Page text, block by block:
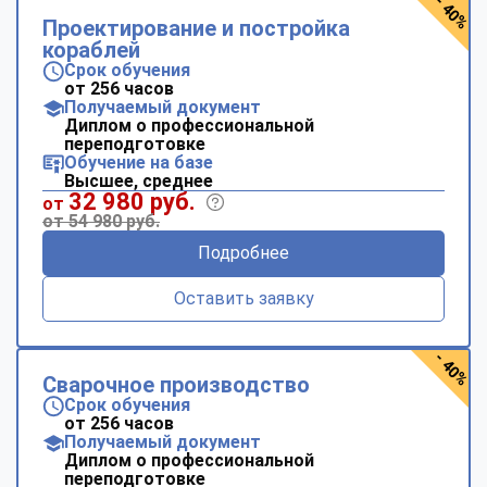
Проектирование и постройка
кораблей
Срок обучения
от 256 часов
Получаемый документ
Диплом о профессиональной
переподготовке
Обучение на базе
Высшее, среднее
от 32 980 руб.
от 54 980 руб.
Подробнее
Оставить заявку
- 40%
Сварочное производство
Срок обучения
от 256 часов
Получаемый документ
Диплом о профессиональной
переподготовке
- 40%